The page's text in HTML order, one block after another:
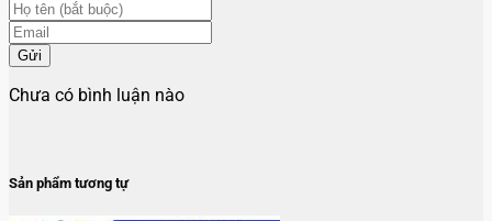
Gửi
Chưa có bình luận nào
Sản phẩm tương tự